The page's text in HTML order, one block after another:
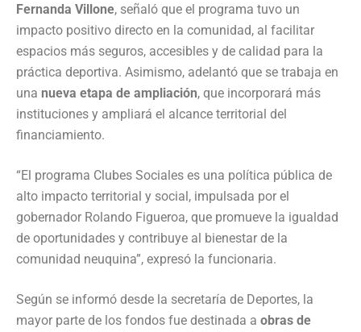
Fernanda Villone, señaló que el programa tuvo un
impacto positivo directo en la comunidad, al facilitar
espacios más seguros, accesibles y de calidad para la
práctica deportiva. Asimismo, adelantó que se trabaja en
una nueva etapa de ampliación, que incorporará más
instituciones y ampliará el alcance territorial del
financiamiento.
“El programa Clubes Sociales es una política pública de
alto impacto territorial y social, impulsada por el
gobernador Rolando Figueroa, que promueve la igualdad
de oportunidades y contribuye al bienestar de la
comunidad neuquina”, expresó la funcionaria.
Según se informó desde la secretaría de Deportes, la
mayor parte de los fondos fue destinada a obras de